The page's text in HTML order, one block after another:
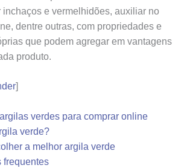
inchaços e vermelhidões, auxiliar no
dentre outras, com propriedades e
que podem agregar em vantagens
produto.
]
verdes para comprar online
verde?
a melhor argila verde
frequentes